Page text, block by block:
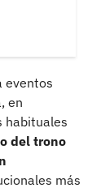
eventos
en
habituales
del trono
más